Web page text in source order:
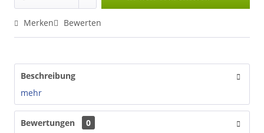
Merken Bewerten
Beschreibung
mehr
Bewertungen
0